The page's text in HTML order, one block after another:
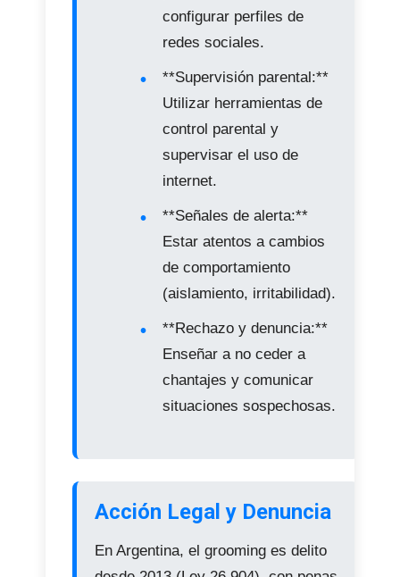
configurar perfiles de
redes sociales.
**Supervisión parental:**
Utilizar herramientas de
control parental y
supervisar el uso de
internet.
**Señales de alerta:**
Estar atentos a cambios
de comportamiento
(aislamiento, irritabilidad).
**Rechazo y denuncia:**
Enseñar a no ceder a
chantajes y comunicar
situaciones sospechosas.
Acción Legal y Denuncia
En Argentina, el grooming es delito